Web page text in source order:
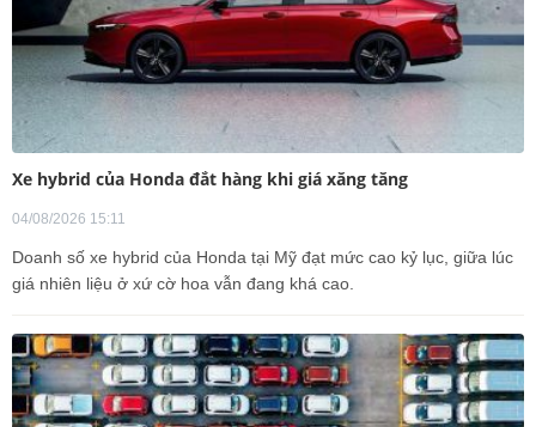
Xe hybrid của Honda đắt hàng khi giá xăng tăng
04/08/2026 15:11
Doanh số xe hybrid của Honda tại Mỹ đạt mức cao kỷ lục, giữa lúc
giá nhiên liệu ở xứ cờ hoa vẫn đang khá cao.